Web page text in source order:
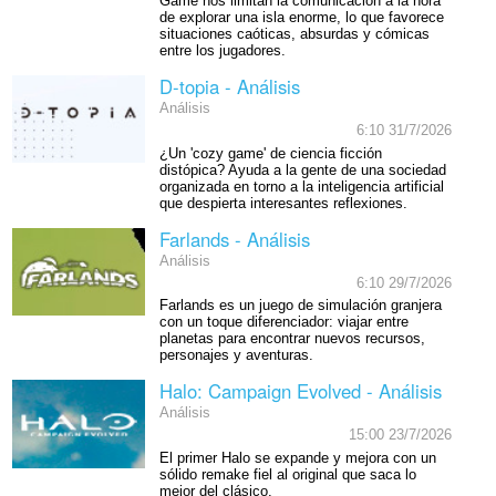
de explorar una isla enorme, lo que favorece
situaciones caóticas, absurdas y cómicas
entre los jugadores.
D-topia - Análisis
Análisis
6:10 31/7/2026
¿Un 'cozy game' de ciencia ficción
distópica? Ayuda a la gente de una sociedad
organizada en torno a la inteligencia artificial
que despierta interesantes reflexiones.
Farlands - Análisis
Análisis
6:10 29/7/2026
Farlands es un juego de simulación granjera
con un toque diferenciador: viajar entre
planetas para encontrar nuevos recursos,
personajes y aventuras.
Halo: Campaign Evolved - Análisis
Análisis
15:00 23/7/2026
El primer Halo se expande y mejora con un
sólido remake fiel al original que saca lo
mejor del clásico.